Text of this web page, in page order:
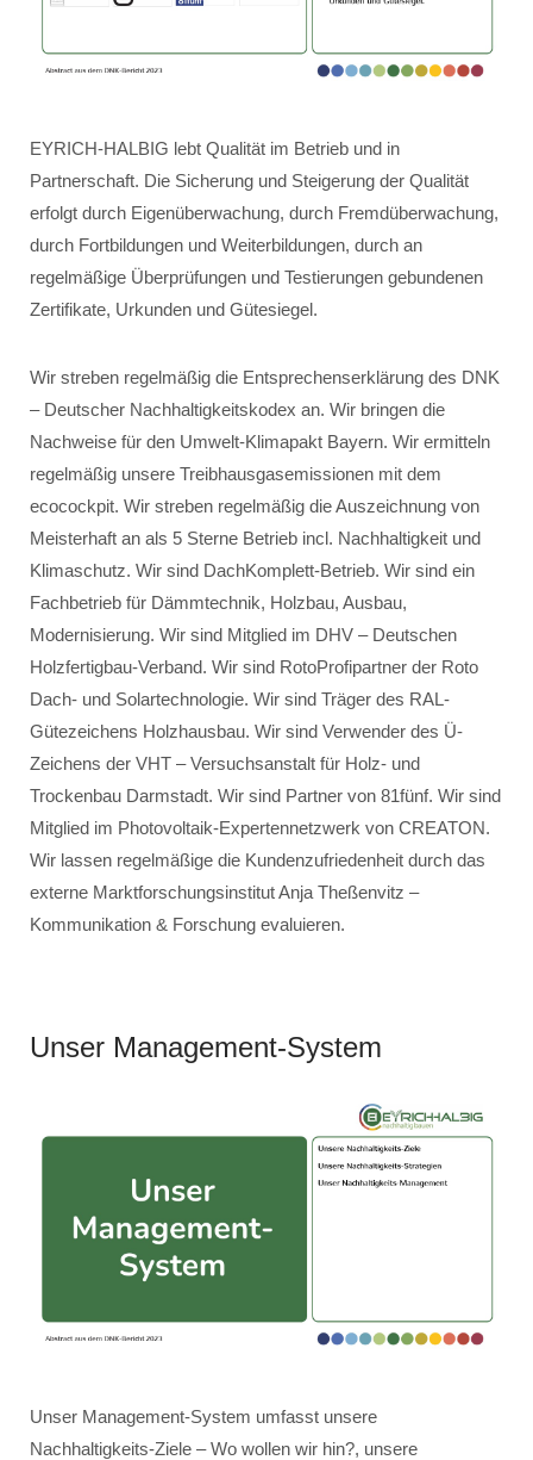
EYRICH-HALBIG lebt Qualität im Betrieb und in
Partnerschaft. Die Sicherung und Steigerung der Qualität
erfolgt durch Eigenüberwachung, durch Fremdüberwachung,
durch Fortbildungen und Weiterbildungen, durch an
regelmäßige Überprüfungen und Testierungen gebundenen
Zertifikate, Urkunden und Gütesiegel.
Wir streben regelmäßig die Entsprechenserklärung des DNK
– Deutscher Nachhaltigkeitskodex an. Wir bringen die
Nachweise für den Umwelt-Klimapakt Bayern. Wir ermitteln
regelmäßig unsere Treibhausgasemissionen mit dem
ecocockpit. Wir streben regelmäßig die Auszeichnung von
Meisterhaft an als 5 Sterne Betrieb incl. Nachhaltigkeit und
Klimaschutz. Wir sind DachKomplett-Betrieb. Wir sind ein
Fachbetrieb für Dämmtechnik, Holzbau, Ausbau,
Modernisierung. Wir sind Mitglied im DHV – Deutschen
Holzfertigbau-Verband. Wir sind RotoProfipartner der Roto
Dach- und Solartechnologie. Wir sind Träger des RAL-
Gütezeichens Holzhausbau. Wir sind Verwender des Ü-
Zeichens der VHT – Versuchsanstalt für Holz- und
Trockenbau Darmstadt. Wir sind Partner von 81fünf. Wir sind
Mitglied im Photovoltaik-Expertennetzwerk von CREATON.
Wir lassen regelmäßige die Kundenzufriedenheit durch das
externe Marktforschungsinstitut Anja Theßenvitz –
Kommunikation & Forschung evaluieren.
Unser Management-System
Unser Management-System umfasst unsere
Nachhaltigkeits-Ziele – Wo wollen wir hin?, unsere